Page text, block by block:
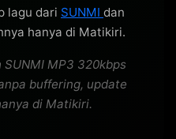
lagu dari SUNMI dan
hanya di Matikiri.
MP3 320kbps
buffering, update
di Matikiri.